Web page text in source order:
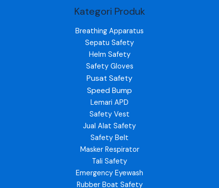
Kategori Produk
Breathing Apparatus
Sepatu Safety
Helm Safety
Safety Gloves
Pusat Safety
Speed Bump
Lemari APD
Safety Vest
Jual Alat Safety
Safety Belt
Masker Respirator
Tali Safety
Emergency Eyewash
Rubber Boat Safety